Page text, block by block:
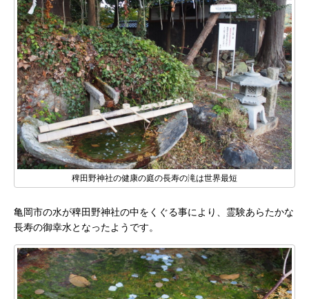
稗田野神社の健康の庭の長寿の滝は世界最短
亀岡市の水が稗田野神社の中をくぐる事により、霊験あらたかな
長寿の御幸水となったようです。